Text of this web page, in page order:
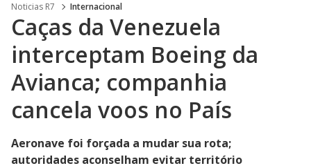
Noticias R7 Internacional
Caças da Venezuela
interceptam Boeing da
Avianca; companhia
cancela voos no País
Aeronave foi forçada a mudar sua rota;
autoridades aconselham evitar território